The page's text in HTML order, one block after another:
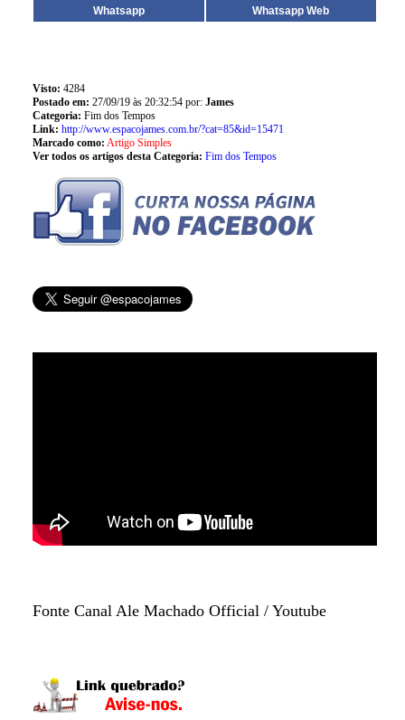
Whatsapp
Whatsapp Web
Visto: 4284
Postado em: 27/09/19 às 20:32:54 por: James
Categoria: Fim dos Tempos
Link: http://www.espacojames.com.br/?cat=85&id=15471
Marcado como: Artigo Simples
Ver todos os artigos desta Categoria: Fim dos Tempos
Fonte Canal Ale Machado Official / Youtube